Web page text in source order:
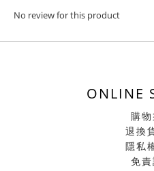
No review for this product
ONLINE
購
退換
隱私
免